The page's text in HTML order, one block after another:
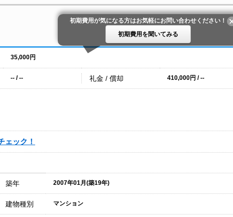
初期費用が気になる方はお気軽にお問い合わせください！
初期費用を聞いてみる
35,000円
-- / -- 礼金 / 償却 410,000円 / --
ェック！
築年 2007年01月(築19年)
建物種別 マンション